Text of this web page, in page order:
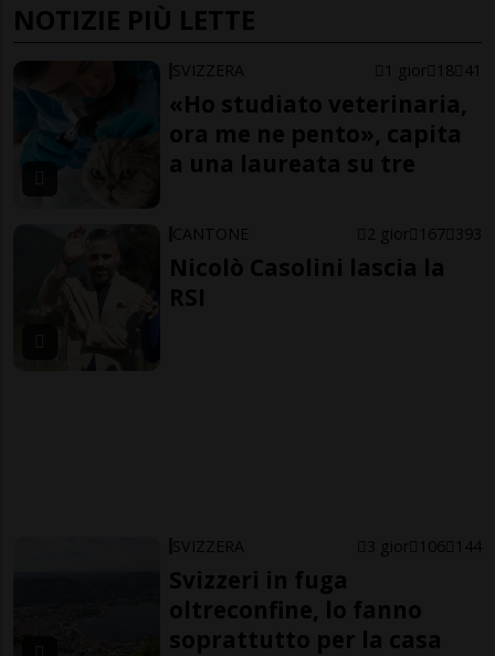
NOTIZIE PIÙ LETTE
SVIZZERA 1 gior 18 41
«Ho studiato veterinaria,
ora me ne pento», capita
a una laureata su tre
CANTONE 2 gior 167 393
Nicolò Casolini lascia la
RSI
SVIZZERA 3 gior 106 144
Svizzeri in fuga
oltreconfine, lo fanno
soprattutto per la casa